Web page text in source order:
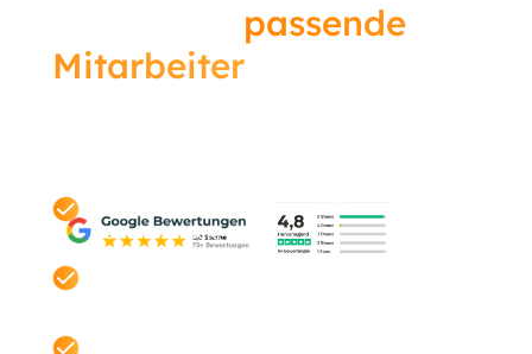
passende
Mitarbeiter
Verkaufsdruck.